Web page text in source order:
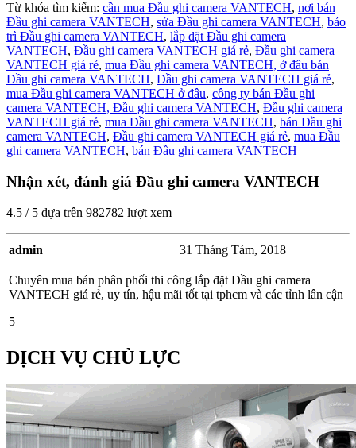
Từ khóa tìm kiếm: cần mua Đầu ghi camera VANTECH, nơi bán
Đầu ghi camera VANTECH, sửa Đầu ghi camera VANTECH, bảo
trì Đầu ghi camera VANTECH, lắp đặt Đầu ghi camera
VANTECH, Đầu ghi camera VANTECH giá rẻ, Đầu ghi camera
VANTECH giá rẻ, mua Đầu ghi camera VANTECH, ở đâu bán
Đầu ghi camera VANTECH, Đầu ghi camera VANTECH giá rẻ,
mua Đầu ghi camera VANTECH ở đâu, công ty bán Đầu ghi
camera VANTECH, Đầu ghi camera VANTECH, Đầu ghi camera
VANTECH giá rẻ, mua Đầu ghi camera VANTECH, bán Đầu ghi
camera VANTECH, Đầu ghi camera VANTECH giá rẻ, mua Đầu
ghi camera VANTECH, bán Đầu ghi camera VANTECH
Nhận xét, đánh giá Đầu ghi camera VANTECH
4.5 / 5 dựa trên 982782 lượt xem
admin 31 Tháng Tám, 2018
Chuyên mua bán phân phối thi công lắp đặt Đầu ghi camera
VANTECH giá rẻ, uy tín, hậu mãi tốt tại tphcm và các tỉnh lân cận
5
DỊCH VỤ CHỦ LỰC